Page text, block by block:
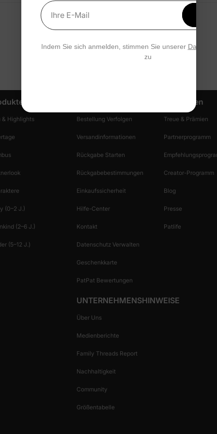
& Highlights
(0–2 J.)
(2–6 J.)
(5–12 J.)
Bestellung Verfolgen
Versandinformationen
Rückgabe Starten
Rückgabebestimmungen
Einkaufssicherheit
Hilfe-Center
Kontakt
Datenschutz Verwalten
Geschenkkarte
PatPat Bewertungen
Entdecken
Treue & Prämien
Partnerprogramm
Creator-Programm
Blog
Presse
Patlife
UNTERNEHMENSHINWEISE
Über Uns
Medienberichte
Family Threads Report
Nachhaltigkeit
Community
Größentabelle
Ihre E-Mail
Indem Sie sich anmelden, stimmen Sie unserer
zu